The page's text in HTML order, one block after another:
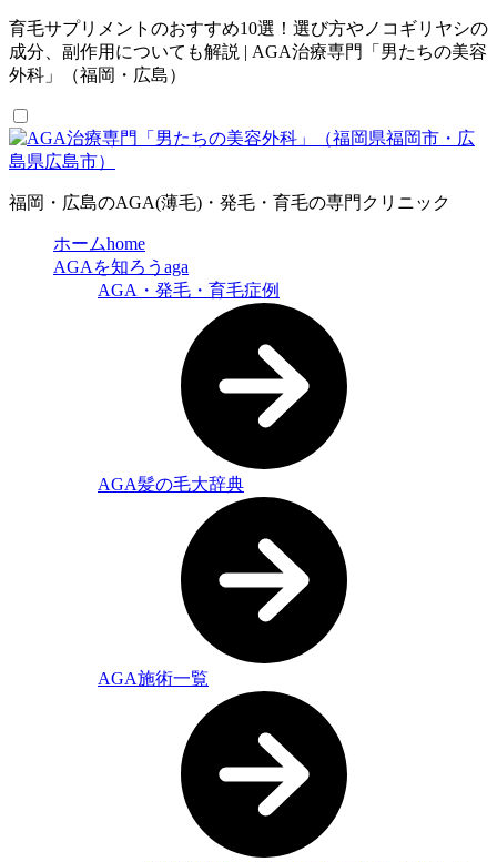
育毛サプリメントのおすすめ10選！選び方やノコギリヤシの
成分、副作用についても解説 | AGA治療専門「男たちの美容
外科」（福岡・広島）
福岡・広島のAGA(薄毛)・発毛・育毛の専門クリニック
ホームhome
AGAを知ろう aga
AGA・発毛・育毛症例
AGA髪の毛大辞典
AGA施術一覧